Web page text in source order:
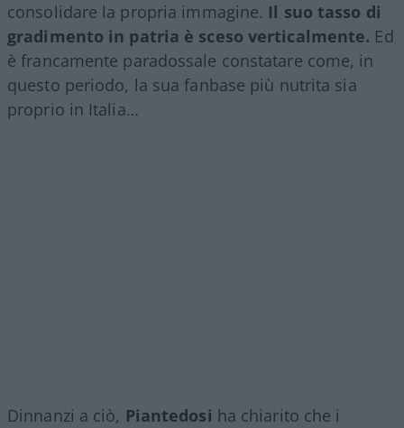
consolidare la propria immagine. Il suo tasso di
gradimento in patria è sceso verticalmente. Ed
è francamente paradossale constatare come, in
questo periodo, la sua fanbase più nutrita sia
proprio in Italia…
Dinnanzi a ciò, Piantedosi ha chiarito che i